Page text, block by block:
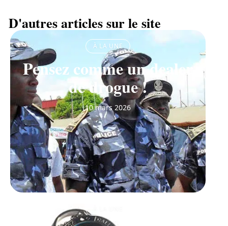
D'autres articles sur le site
À LA UNE
Pensez comme un dealer
de drogue !
10 mars 2026